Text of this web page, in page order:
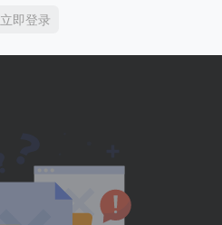
立即登录